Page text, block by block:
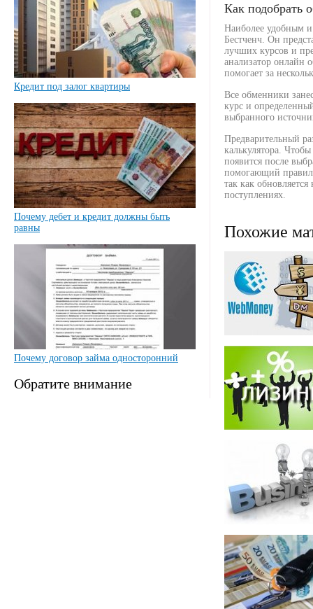
Кредит под залог квартиры
Почему дебет и кредит должны быть
равны
Почему договор займа односторонний
Обратите внимание
Как подобрать
Наиболее удобным
Бестченч. Он
лучших курсов и
анализатор онлайн
помогает за
Все обменники
курс и
выбранного
Предварительный
калькулятора.
появится после
помогающий
так как
поступлениях.
Похожие